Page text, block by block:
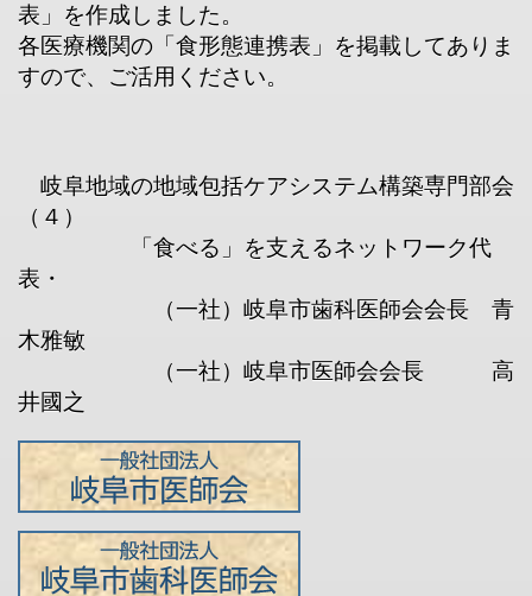
表」を作成しました。
各医療機関の「食形態連携表」を掲載してありま
すので、ご活用ください。
岐阜地域の地域包括ケアシステム構築専門部会
（４）
「食べる」を支えるネットワーク代
表・
（一社）岐阜市歯科医師会会長 青
木雅敏
（一社）岐阜市医師会会長 高
井國之